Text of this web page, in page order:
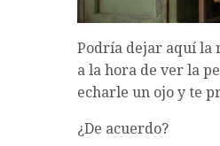
Podría dejar aquí la
a la hora de ver la
echarle un ojo y te
¿De acuerdo?